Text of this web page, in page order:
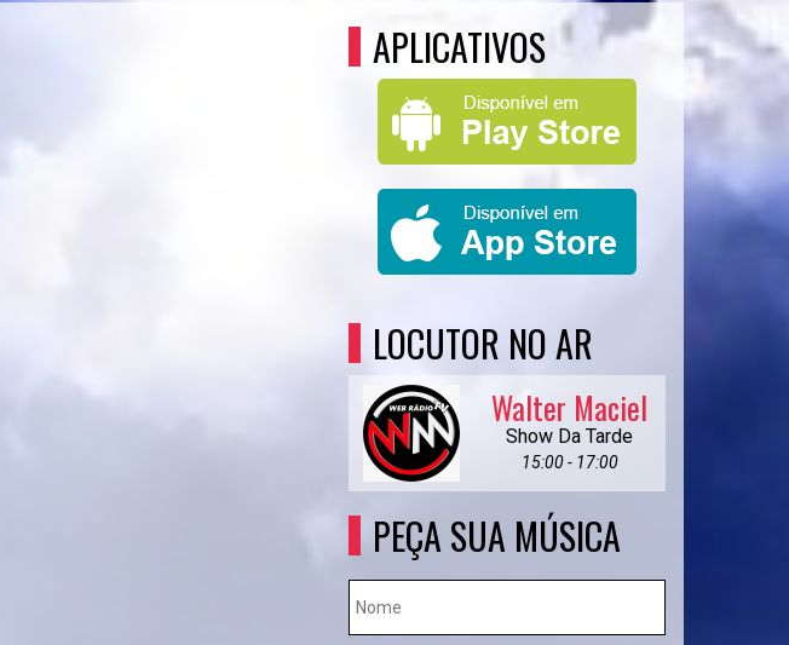
APLICATIVOS
LOCUTOR NO AR
Walter Maciel
Show Da Tarde
15:00 - 17:00
PEÇA SUA MÚSICA